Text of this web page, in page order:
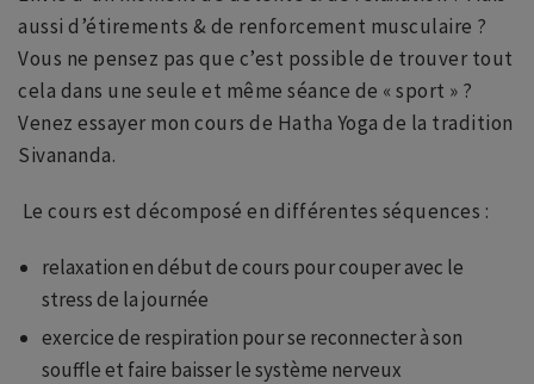
aussi d’étirements & de renforcement musculaire ?
Vous ne pensez pas que c’est possible de trouver tout
cela dans une seule et même séance de « sport » ?
Venez essayer mon cours de Hatha Yoga de la tradition
Sivananda.
Le cours est décomposé en différentes séquences :
relaxation en début de cours pour couper avec le
stress de la journée
exercice de respiration pour se reconnecter à son
souffle et faire baisser le système nerveux